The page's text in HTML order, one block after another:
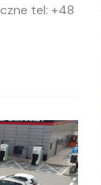
tel: +48